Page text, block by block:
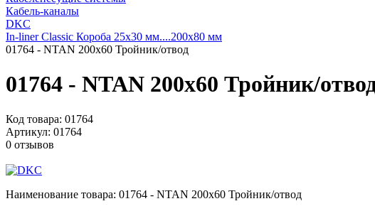
Кабель-каналы
DKC
In-liner Classic Короба 25x30 мм....200x80 мм
01764 - NTAN 200x60 Тройник/отвод
01764 - NTAN 200x60 Тройник/
Код товара: 01764
Артикул: 01764
0 отзывов
Наименование товара: 01764 - NTAN 200x60 Тройник/отвод